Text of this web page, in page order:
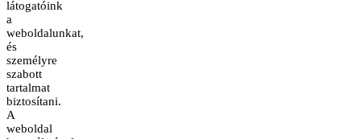
látogatóink
a
weboldalunkat,
és
személyre
szabott
tartalmat
biztosítani.
A
weboldal